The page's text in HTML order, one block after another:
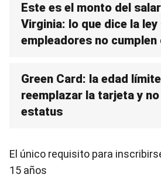
Este es el monto del
Virginia: lo que dice la
empleadores no cumplen
Green Card: la edad
reemplazar la tarjeta y
estatus
El único requisito para
15 años